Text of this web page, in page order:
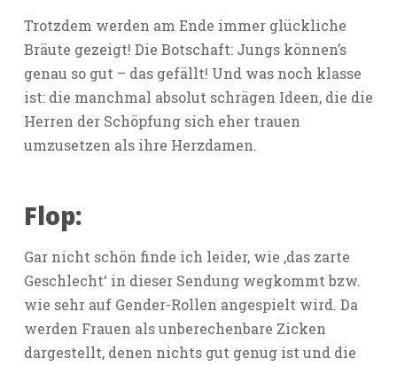
Trotzdem werden am Ende immer glückliche
Bräute gezeigt! Die Botschaft: Jungs können’s
genau so gut – das gefällt! Und was noch klasse
ist: die manchmal absolut schrägen Ideen, die die
Herren der Schöpfung sich eher trauen
umzusetzen als ihre Herzdamen.
Flop:
Gar nicht schön finde ich leider, wie ‚das zarte
Geschlecht‘ in dieser Sendung wegkommt bzw.
wie sehr auf Gender-Rollen angespielt wird. Da
werden Frauen als unberechenbare Zicken
dargestellt, denen nichts gut genug ist und die